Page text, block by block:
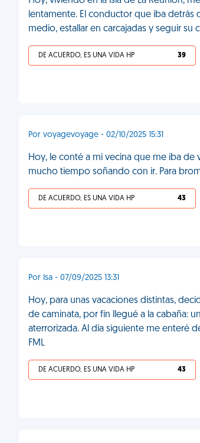
lentamente. El conductor que iba
medio, estallar en carcajadas y seguir su
DE ACUERDO, ES UNA VIDA HP 39
Por voyagevoyage - 02/10/2025 15:31
Hoy, le conté a mi vecina que me iba de
mucho tiempo soñando con ir. Para
DE ACUERDO, ES UNA VIDA HP 43
Por Isa - 07/09/2025 13:31
Hoy, para unas vacaciones distintas,
de caminata, por fin llegué a la cabaña:
aterrorizada. Al día siguiente me enteré
FML
DE ACUERDO, ES UNA VIDA HP 43